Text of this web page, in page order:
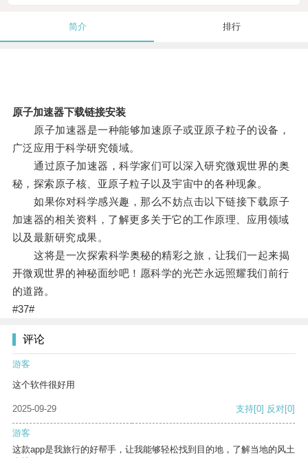
简介 排行
原子加速器下载链接安装
原子加速器是一种能够加速原子或亚原子粒子的设备，
广泛应用于科学研究领域。
通过原子加速器，科学家们可以深入研究微观世界的奥
秘，探索原子核、亚原子粒子以及宇宙中的各种现象。
如果你对科学感兴趣，那么不妨点击以下链接下载原子
加速器的相关资料，了解更多关于它的工作原理、应用领域
以及最新研究成果。
这将是一次探索科学奥秘的精彩之旅，让我们一起来揭
开微观世界的神秘面纱吧！愿科学的光芒永远照耀我们前行
的道路。
#37#
评论
游客
这个软件很好用
2025-09-29 支持[0] 反对[0]
游客
这款app是我旅行的好帮手，让我能够轻松找到目的地，了解当地的风土